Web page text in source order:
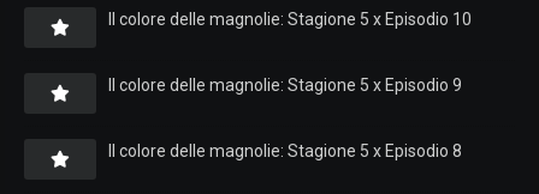
Il colore delle magnolie: Stagione 5 x Episodio 10
Il colore delle magnolie: Stagione 5 x Episodio 9
Il colore delle magnolie: Stagione 5 x Episodio 8